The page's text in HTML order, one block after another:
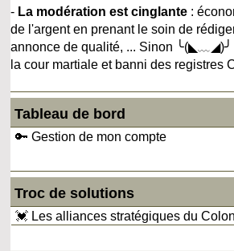
- La modération est cinglante :
de l'argent en prenant le soin de
annonce de qualité, ... Sinon
la cour martiale et banni des registres
Tableau de bord
🔑 Gestion de mon compte
Troc de solutions
💓 Les alliances stratégiques du